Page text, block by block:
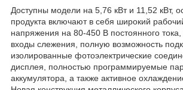
Доступны модели на 5,76 кВт и 11,52 кВт,
продукта включают в себя широкий
напряжения на 80-450 В постоянного
входы слежения, полную возможность
изолированные фотоэлектрические
дисплея, полностью программируемые
аккумулятора, а также активное